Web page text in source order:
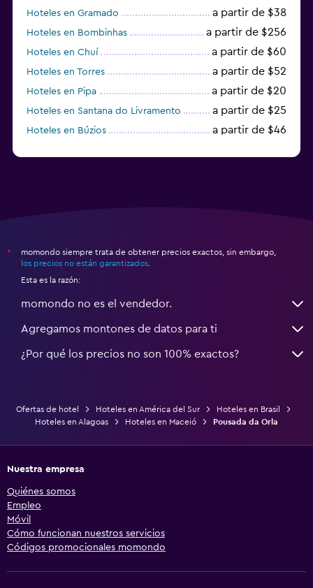
Hoteles en Gramado a partir de $38
Hoteles en Bombinhas a partir de $256
Hoteles en Chuí a partir de $60
Hoteles en Torres a partir de $52
Hoteles en Pipa a partir de $20
Hoteles en Santana do Livramento a partir de $25
Hoteles en Búzios a partir de $46
*
momondo siempre trata de obtener precios exactos, sin embargo,
los precios no están garantizados
Esta es la razón:
momondo no es el vendedor.
Agregamos montones de datos para ti
¿Por qué los precios no son 100% exactos?
Ofertas de hotel Hoteles en América del Sur
Hoteles en Brasil
Hoteles en Alagoas
Hoteles en Maceió Pousada da Orla
Nuestra empresa
Quiénes somos
Empleo
Móvil
Cómo funcionan nuestros servicios
Códigos promocionales momondo